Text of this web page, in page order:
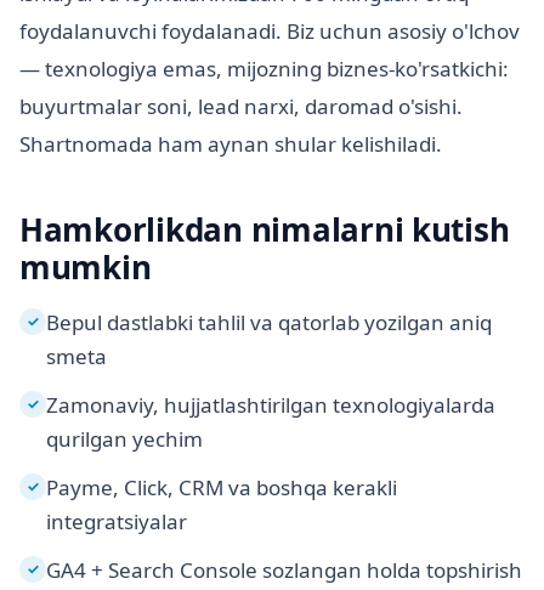
foydalanuvchi foydalanadi. Biz uchun asosiy o'lchov
— texnologiya emas, mijozning biznes-ko'rsatkichi:
buyurtmalar soni, lead narxi, daromad o'sishi.
Shartnomada ham aynan shular kelishiladi.
Hamkorlikdan nimalarni kutish
mumkin
✓ Bepul dastlabki tahlil va qatorlab yozilgan aniq
smeta
✓ Zamonaviy, hujjatlashtirilgan texnologiyalarda
qurilgan yechim
✓ Payme, Click, CRM va boshqa kerakli
integratsiyalar
✓ GA4 + Search Console sozlangan holda topshirish